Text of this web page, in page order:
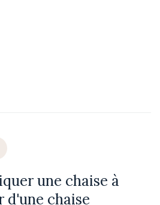
une chaise à
d'une chaise